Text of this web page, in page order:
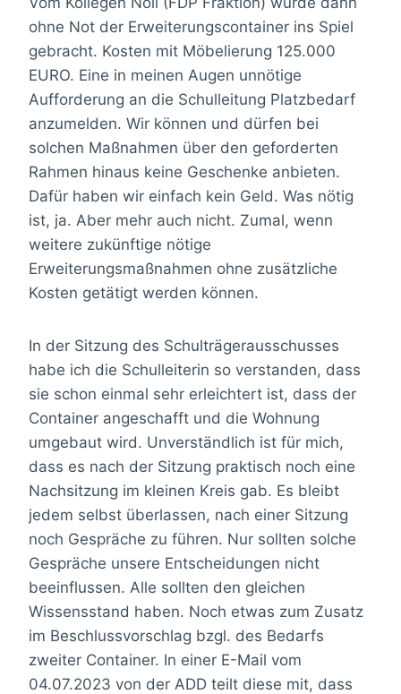
ohne Not der Erweiterungscontainer ins Spiel
gebracht. Kosten mit Möbelierung 125.000
EURO. Eine in meinen Augen unnötige
Aufforderung an die Schulleitung Platzbedarf
anzumelden. Wir können und dürfen bei
solchen Maßnahmen über den geforderten
Rahmen hinaus keine Geschenke anbieten.
Dafür haben wir einfach kein Geld. Was nötig
ist, ja. Aber mehr auch nicht. Zumal, wenn
weitere zukünftige nötige
Erweiterungsmaßnahmen ohne zusätzliche
Kosten getätigt werden können.
In der Sitzung des Schulträgerausschusses
habe ich die Schulleiterin so verstanden, dass
sie schon einmal sehr erleichtert ist, dass der
Container angeschafft und die Wohnung
umgebaut wird. Unverständlich ist für mich,
dass es nach der Sitzung praktisch noch eine
Nachsitzung im kleinen Kreis gab. Es bleibt
jedem selbst überlassen, nach einer Sitzung
noch Gespräche zu führen. Nur sollten solche
Gespräche unsere Entscheidungen nicht
beeinflussen. Alle sollten den gleichen
Wissensstand haben. Noch etwas zum Zusatz
im Beschlussvorschlag bzgl. des Bedarfs
zweiter Container. In einer E-Mail vom
04.07.2023 von der ADD teilt diese mit, dass